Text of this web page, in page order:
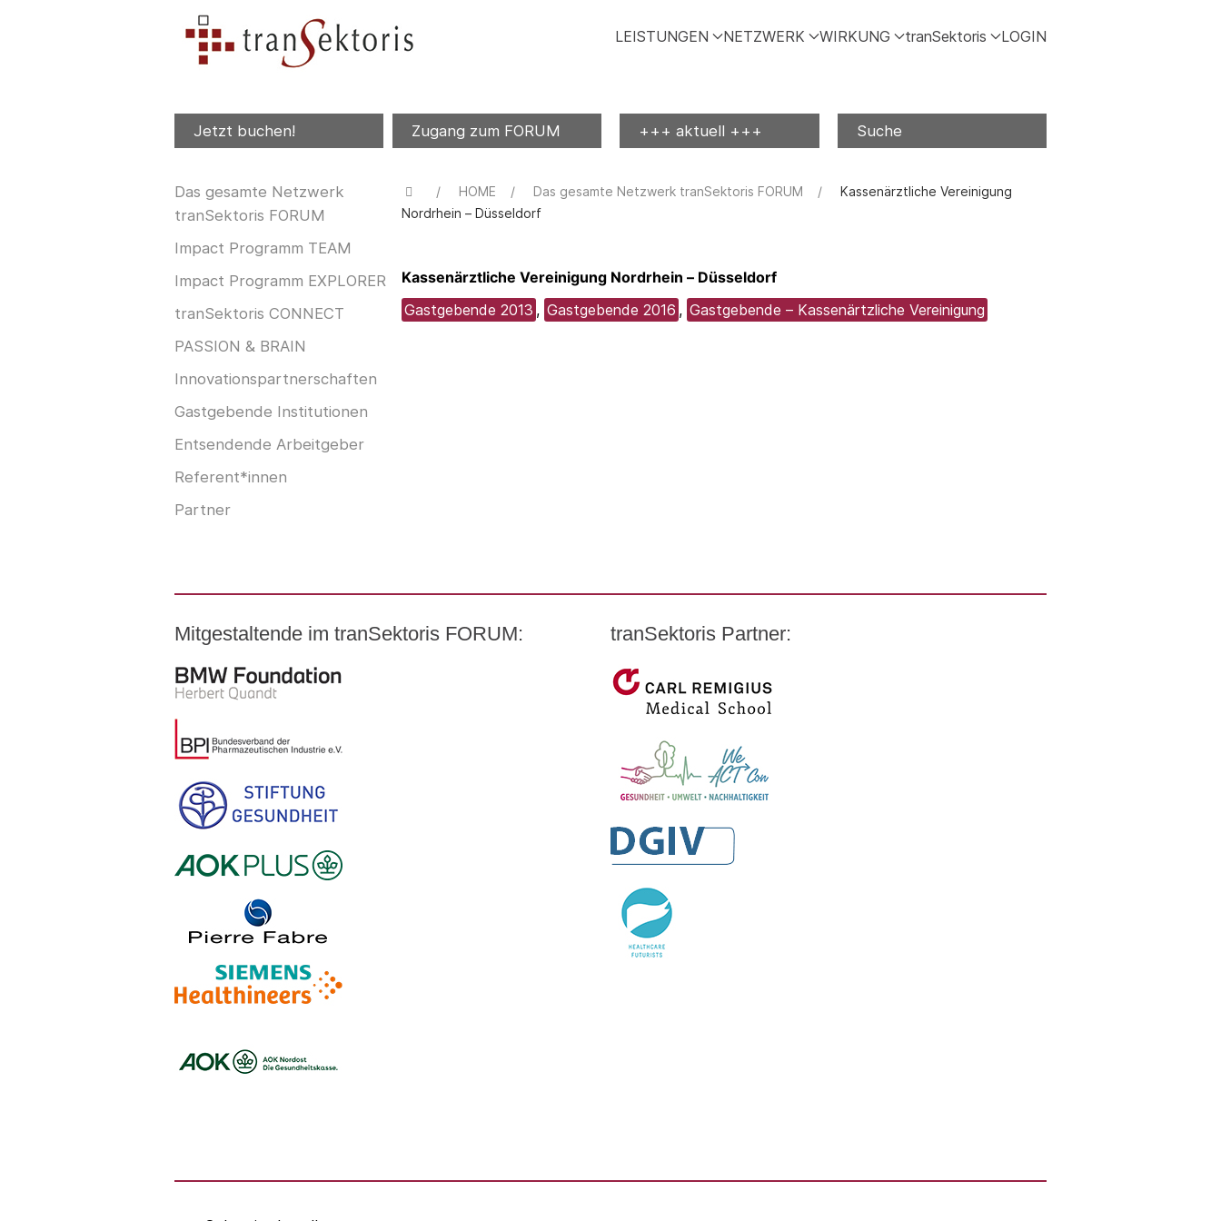
LEISTUNGEN NETZWERK WIRKUNG tranSektoris LOGIN
Jetzt buchen! Zugang zum FORUM +++ aktuell +++ Suche
Das gesamte Netzwerk
tranSektoris FORUM
Impact Programm TEAM
Impact Programm EXPLORER
tranSektoris CONNECT
PASSION & BRAIN
Innovationspartnerschaften
Gastgebende Institutionen
Entsendende Arbeitgeber
Referent*innen
Partner
HOME Das gesamte Netzwerk tranSektoris FORUM
Kassenärztliche Vereinigung
Nordrhein – Düsseldorf
Kassenärztliche Vereinigung Nordrhein – Düsseldorf
Gastgebende 2013 , Gastgebende 2016 , Gastgebende – Kassenärtzliche Vereinigung
Mitgestaltende im tranSektoris FORUM:
Logo – BMW Foundation Herbert Quandt
Logo – BDI Bundesverband der Pharmazeutischen Industrie e. V. (BPI)
Logo – Stiftung Gesundheit
Logo – AOK PLUS
Logo – Pierre Fabre Pharma
Logo – Siemens Healthineers
Logo – AOK NORDOEST
tranSektoris Partner:
Carl Remigius Medical School
WeACT Con
DGIV
HealthCare Futurists